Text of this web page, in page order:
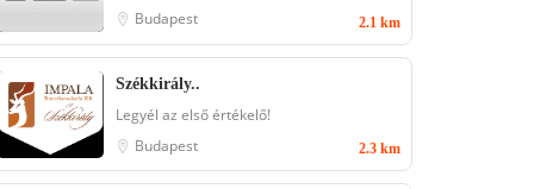
Budapest
2.1 km
Székkirály..
Legyél az első értékelő!
Budapest
2.3 km